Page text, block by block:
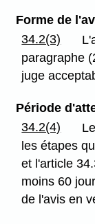
Forme de
34.2(3)
paragraphe
juge
Période
34.2(4)
les étapes
et l'article
moins 60
de l'avis en